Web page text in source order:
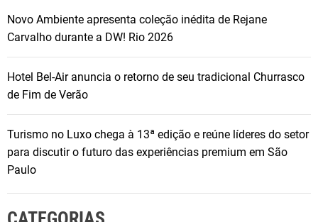
Novo Ambiente apresenta coleção inédita de Rejane
Carvalho durante a DW! Rio 2026
Hotel Bel-Air anuncia o retorno de seu tradicional Churrasco
de Fim de Verão
Turismo no Luxo chega à 13ª edição e reúne líderes do setor
para discutir o futuro das experiências premium em São
Paulo